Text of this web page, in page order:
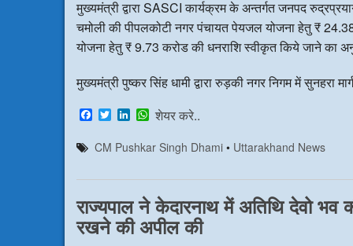
मुख्यमंत्री द्वारा SASCI कार्यक्रम के अन्तर्गत जनपद
चमोली की पीपलकोटी नगर पंचायत पेयजल योजना हेतु ₹
योजना हेतु ₹ 9.73 करोड की धनराशि स्वीकृत किये जाने का
मुख्यमंत्री पुष्कर सिंह धामी द्वारा रुड़की नगर निगम में सुनहरा
F
a
c
e
o
k
T
w
e
L
n
k
d
n
W
t
A
p
शेयर करे..
CM Pushkar Singh Dhami • Uttarakhand News
राज्यपाल ने केदारनाथ में अतिथि देवो भव
रखने की अपील की